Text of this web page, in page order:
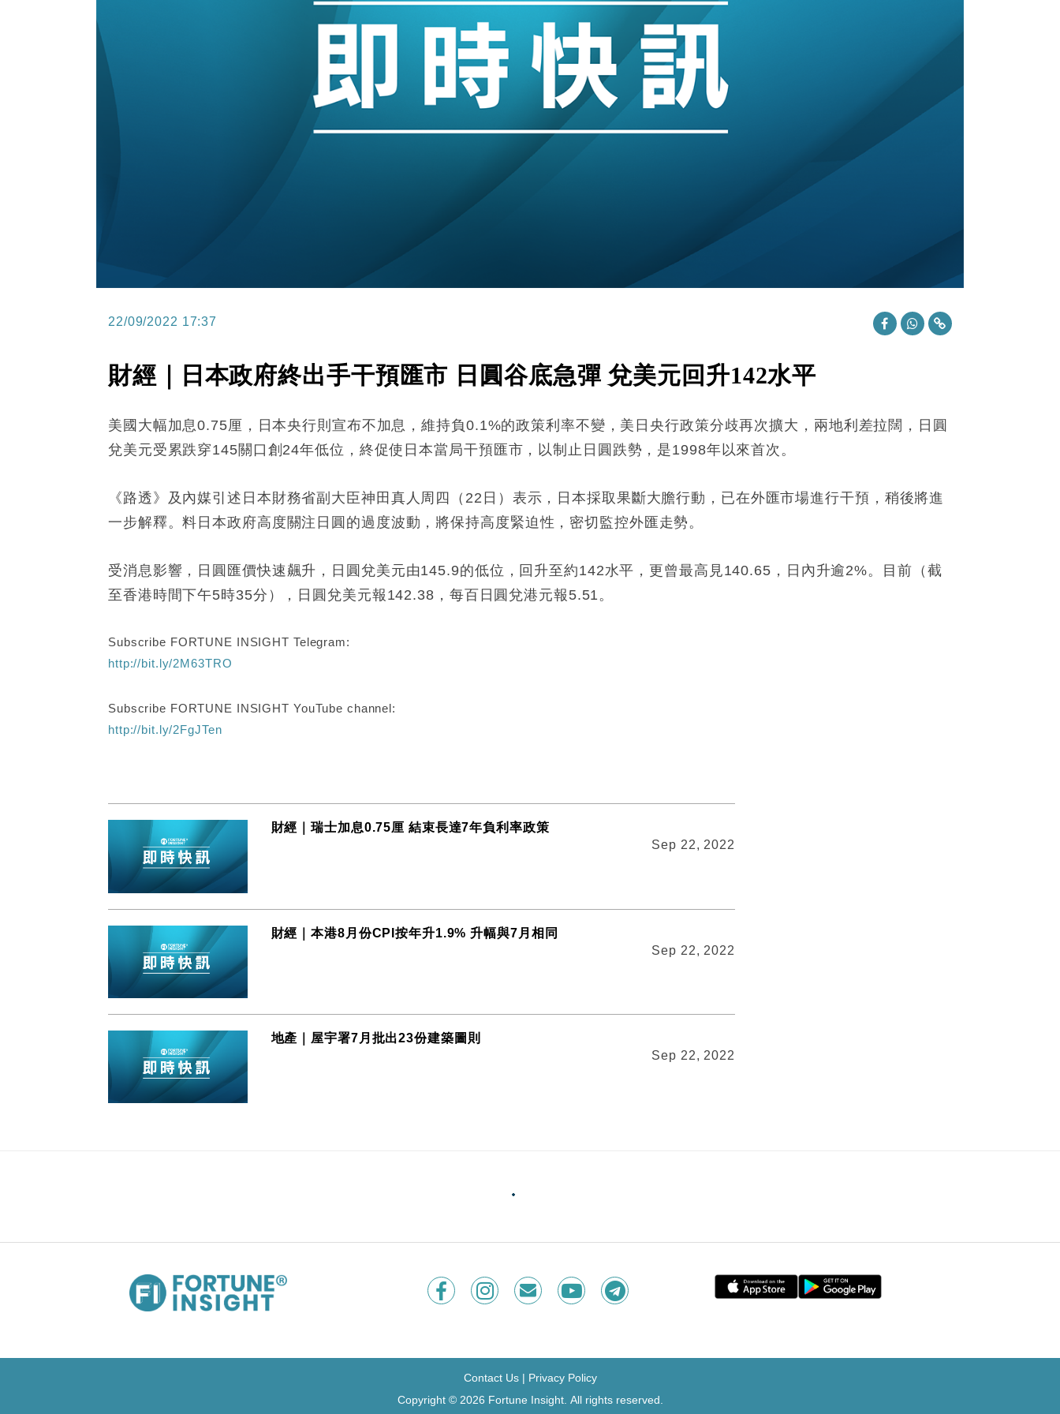
財經｜恒隆10月換帥 玩具「反」斗城亞洲CEO蔡德粦接任
財經｜韓股反覆波動收跌 連挫7周創逾3年最長跌勢
13:44 財經｜內地7月美元計價出口增近24%勝預期 貿易順差達1125億美元
12:44 財經｜日本春季三度入市撐日圓 4月單日斥6.28萬億日圓干預創新高
11:12 國際｜特朗普料美伊戰事快結束 承認部分彈藥庫存緊張
財經｜SA售股自救後再出手 斥4億美元押注未上市公司
22/09/2022 17:37
財經｜日本政府終出手干預匯市 日圓谷底急彈 兌美元回升142水平
美國大幅加息0.75厘，日本央行則宣布不加息，維持負0.1%的政策利率不變，美日央行政策分歧再次擴大，兩地利差拉闊，日圓
兌美元受累跌穿145關口創24年低位，終促使日本當局干預匯市，以制止日圓跌勢，是1998年以來首次。
《路透》及內媒引述日本財務省副大臣神田真人周四（22日）表示，日本採取果斷大膽行動，已在外匯市場進行干預，稍後將進
一步解釋。料日本政府高度關注日圓的過度波動，將保持高度緊迫性，密切監控外匯走勢。
受消息影響，日圓匯價快速飆升，日圓兌美元由145.9的低位，回升至約142水平，更曾最高見140.65，日內升逾2%。目前（截
至香港時間下午5時35分），日圓兌美元報142.38，每百日圓兌港元報5.51。
Subscribe FORTUNE INSIGHT Telegram:
http://bit.ly/2M63TRO
Subscribe FORTUNE INSIGHT YouTube channel:
http://bit.ly/2FgJTen
財經｜瑞士加息0.75厘 結束長達7年負利率政策
Sep 22, 2022
財經｜本港8月份CPI按年升1.9% 升幅與7月相同
Sep 22, 2022
地產｜屋宇署7月批出23份建築圖則
Sep 22, 2022
Contact Us| Privacy Policy
Copyright © 2026 Fortune Insight. All rights reserved.